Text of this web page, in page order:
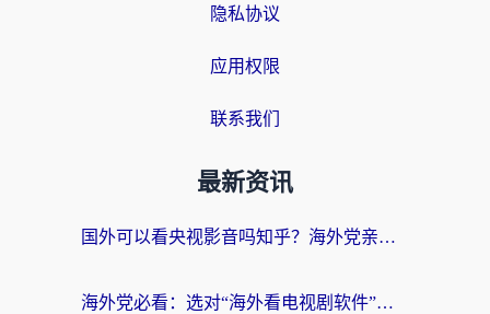
隐私协议
应用权限
联系我们
最新资讯
国外可以看央视影音吗知乎？海外党亲测有效的回国加速方案
海外党必看：选对“海外看电视剧软件”，再也不用愁国内剧刷不了